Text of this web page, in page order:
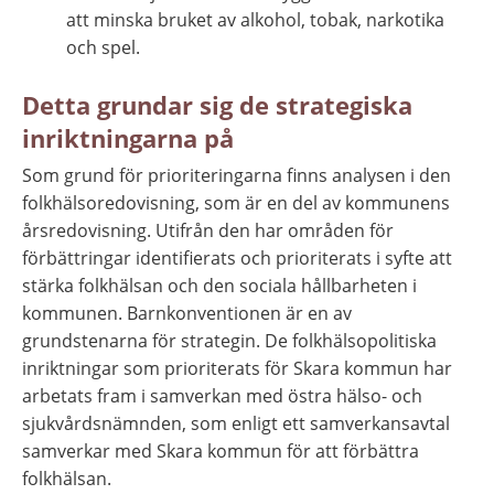
att minska bruket av alkohol, tobak, narkotika
och spel.
Detta grundar sig de strategiska
inriktningarna på
Som grund för prioriteringarna finns analysen i den
folkhälsoredovisning, som är en del av kommunens
årsredovisning. Utifrån den har områden för
förbättringar identifierats och prioriterats i syfte att
stärka folkhälsan och den sociala hållbarheten i
kommunen. Barnkonventionen är en av
grundstenarna för strategin. De folkhälsopolitiska
inriktningar som prioriterats för Skara kommun har
arbetats fram i samverkan med östra hälso- och
sjukvårdsnämnden, som enligt ett samverkansavtal
samverkar med Skara kommun för att förbättra
folkhälsan.